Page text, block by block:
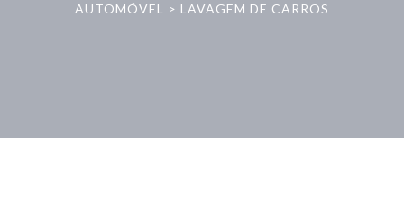
AUTOMÓVEL
> LAVAGEM DE CARROS